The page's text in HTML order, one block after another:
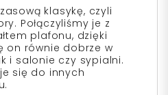
klasykę, czyli
Połączyliśmy je z
plafonu, dzięki
on równie dobrze w
i salonie czy sypialni.
się do innych